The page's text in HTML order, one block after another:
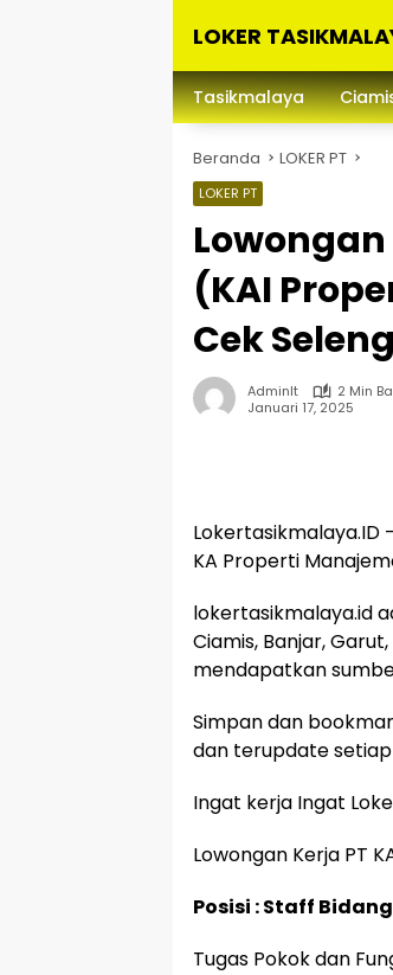
LOKER
Lowongan
Kerja
dan
Sekitarna
Tasikmalaya
Beranda LOKER PT
LOKER PT
(KAI
Cek
Adminlt
2 Min
Januari 17, 2025
Lokertasikmalaya.ID
KA Properti
lokertasikmalaya.id
Ciamis, Banjar,
mendapatkan
Simpan dan
dan terupdate
Ingat kerja Ingat
Lowongan Kerja PT
Posisi : Staff
Tugas Pokok dan